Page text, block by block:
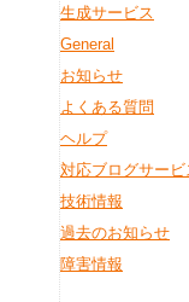
生成サービス
General
お知らせ
よくある質問
ヘルプ
対応ブログサービ
技術情報
過去のお知らせ
障害情報